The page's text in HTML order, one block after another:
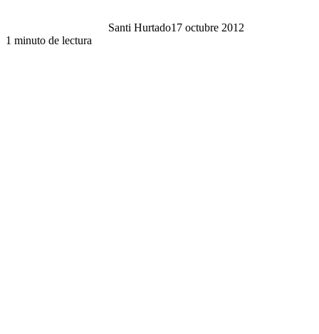
Santi Hurtado17 octubre 2012
1 minuto de lectura